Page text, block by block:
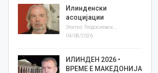
Илинденски
асоцијации
Златко Теодосиевски
04/08/2026
ИЛИНДЕН 2026 •
ВРЕМЕ Е МАКЕДОНИЈА